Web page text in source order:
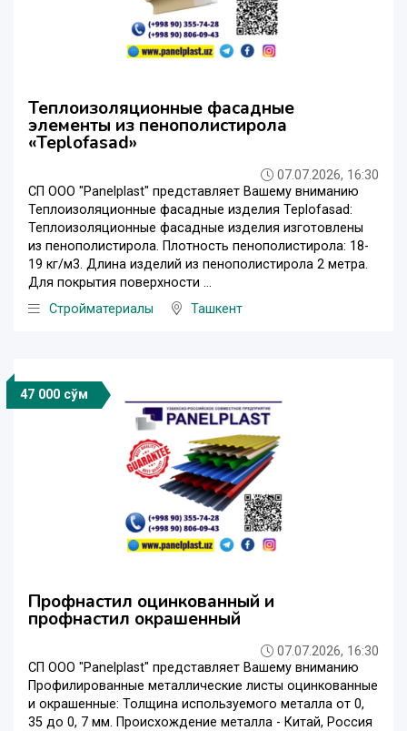
Теплоизоляционные фасадные
элементы из пенополистирола
«Teplofasad»
07.07.2026, 16:30
СП ООО "Panelplast" представляет Вашему вниманию
Теплоизоляционные фасадные изделия Teplofasad:
Теплоизоляционные фасадные изделия изготовлены
из пенополистирола. Плотность пенополистирола: 18-
19 кг/м3. Длина изделий из пенополистирола 2 метра.
Для покрытия поверхности ...
Стройматериалы
Ташкент
47 000 сўм
Профнастил оцинкованный и
профнастил окрашенный
07.07.2026, 16:30
СП ООО "Panelplast" представляет Вашему вниманию
Профилированные металлические листы оцинкованные
и окрашенные: Толщина используемого металла от 0,
35 до 0, 7 мм. Происхождение металла - Китай, Россия